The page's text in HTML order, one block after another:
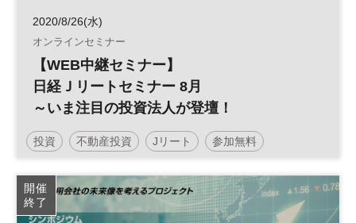
2020/8/26(水)
オンラインセミナー
【WEB中継セミナー】
日経Ｊリートセミナー 8月
～いま注目の投資法人が登壇！
投資 不動産投資 Jリート 参加無料
インフラファンド
平日夜開催
開催
終了